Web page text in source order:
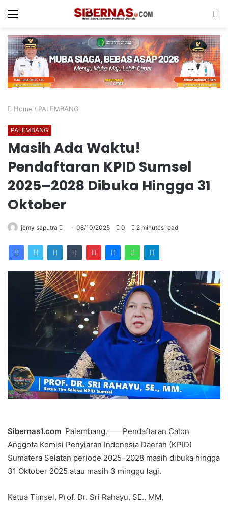
Menu
Home / PALEMBANG
PALEMBANG
Masih Ada Waktu!
Pendaftaran KPID Sumsel
2025–2028 Dibuka Hingga 31
Oktober
jemy saputra
Send
email
08/10/2025 0 2 minutes read
Sibernas1.com Palembang.——Pendaftaran Calon
Anggota Komisi Penyiaran Indonesia Daerah (KPID)
Sumatera Selatan periode 2025–2028 masih dibuka hingga
31 Oktober 2025 atau masih 3 minggu lagi.
Ketua Timsel, Prof. Dr. Sri Rahayu, SE., MM,